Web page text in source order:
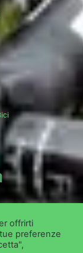
Escursioni
offrirti
preferenze